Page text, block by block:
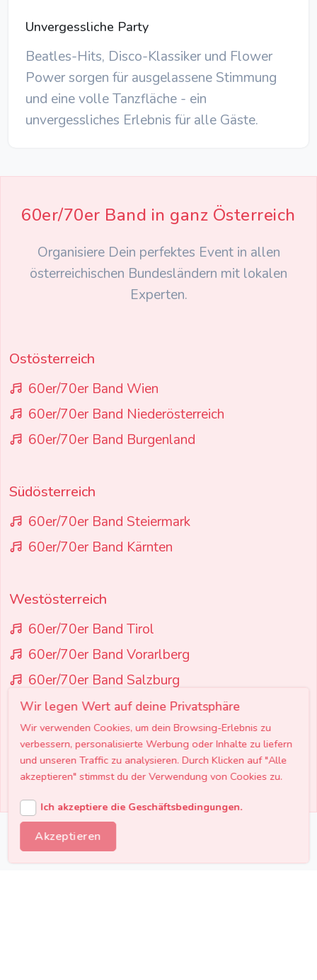
Unvergessliche Party
Beatles-Hits, Disco-Klassiker und Flower
Power sorgen für ausgelassene Stimmung
und eine volle Tanzfläche - ein
unvergessliches Erlebnis für alle Gäste.
60er/70er Band in ganz Österreich
Organisiere Dein perfektes Event in allen
österreichischen Bundesländern mit lokalen
Experten.
Ostösterreich
60er/70er Band Wien
60er/70er Band Niederösterreich
60er/70er Band Burgenland
Südösterreich
60er/70er Band Steiermark
60er/70er Band Kärnten
Westösterreich
60er/70er Band Tirol
60er/70er Band Vorarlberg
60er/70er Band Salzburg
Zentralösterreich
60er/70er Band Oberösterreich
Preisübersicht 60er/70er Bands
Wir legen Wert auf deine Privatsphäre
Wir verwenden Cookies, um dein Browsing-Erlebnis zu
verbessern, personalisierte Werbung oder Inhalte zu liefern
und unseren Traffic zu analysieren. Durch Klicken auf "Alle
akzeptieren" stimmst du der Verwendung von Cookies zu.
Ich akzeptiere die Geschäftsbedingungen.
Akzeptieren